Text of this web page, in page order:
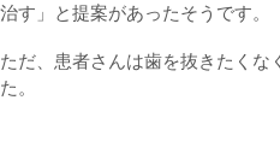
治す」と提案があったそうです。
ただ、患者さんは歯を抜きたくな
た。